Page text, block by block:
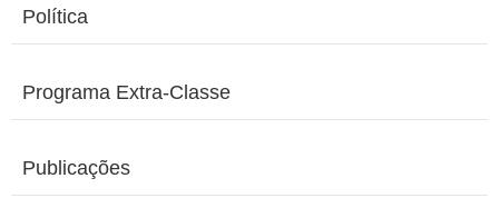
Política
Programa Extra-Classe
Publicações